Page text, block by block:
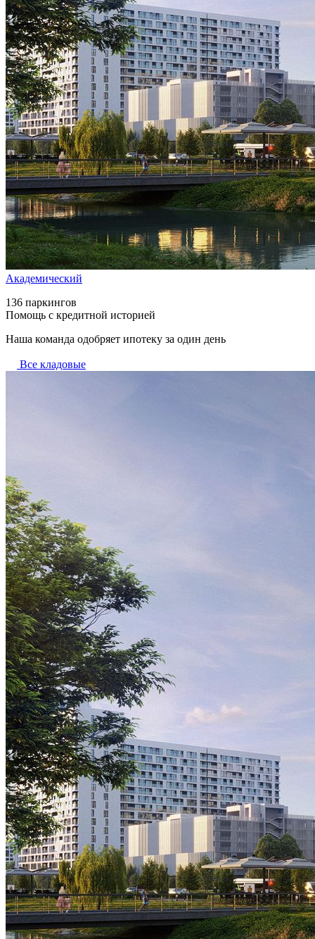
Академический
136 паркингов
Помощь с кредитной историей
Наша команда одобряет ипотеку за один день
Все кладовые